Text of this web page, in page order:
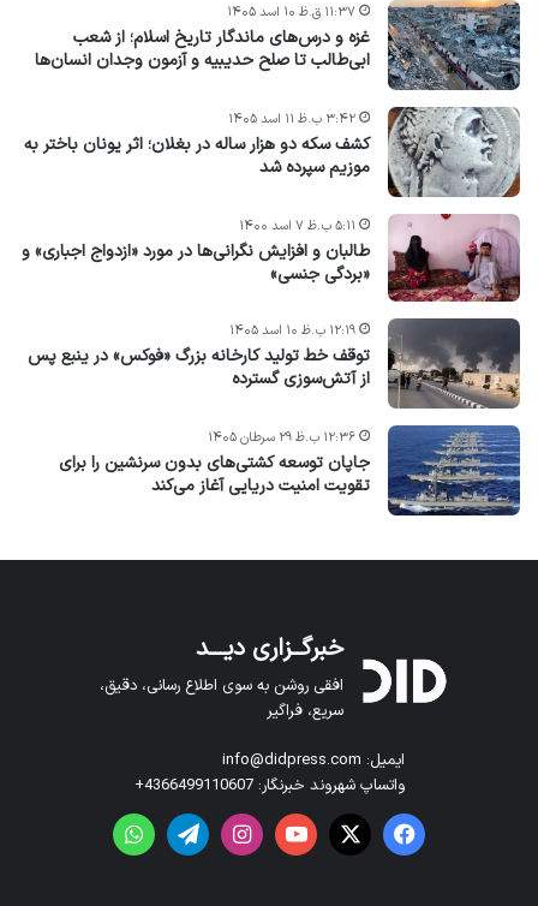
غزه و درس‌های ماندگار تاریخ اسلام؛ از شعب
ابی‌طالب تا صلح حدیبیه و آزمون وجدان انسان‌ها
۱۱:۳۷ ق.ظ ۱۰ اسد ۱۴۰۵
کشف سکه دو هزار ساله در بغلان؛ اثر یونان باختر به
موزیم سپرده شد
۳:۴۲ ب.ظ ۱۱ اسد ۱۴۰۵
طالبان و افزایش نگرانی‌ها در مورد «ازدواج اجباری» و
«بردگی جنسی»
۵:۱۱ ب.ظ ۷ اسد ۱۴۰۰
توقف خط تولید کارخانه بزرگ «فوکس» در ینبع پس
از آتش‌سوزی گسترده
۱۲:۱۹ ب.ظ ۱۰ اسد ۱۴۰۵
جاپان توسعه کشتی‌های بدون سرنشین را برای
تقویت امنیت دریایی آغاز می‌کند
۱۲:۳۶ ب.ظ ۲۹ سرطان ۱۴۰۵
خبرگــزاری دیـــد
افقی روشن به سوی اطلاع رسانی، دقیق،
سریع، فراگیر
ایمیل: info@didpress.com
واتساپ شهروند خبرنگار: 4366499110607+
فیس بوک X یوتیوباینستاگرامتلگرامواتس آپ